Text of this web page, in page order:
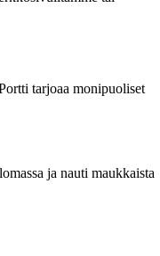
tarjoaa monipuoliset
ja nauti maukkaista